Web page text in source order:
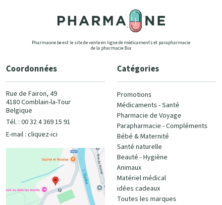
Pharmaone.be est le site de vente en ligne de médicaments et parapharmacie
de la pharmacie Bia
Coordonnées
Rue de Fairon, 49
4180 Comblain-la-Tour
Belgique
Tél. : 00 32 4 369 15 91
E-mail : cliquez-ici
Catégories
Promotions
Médicaments - Santé
Pharmacie de Voyage
Parapharmacie - Compléments
Bébé & Maternité
Santé naturelle
Beauté - Hygiène
Animaux
Matériel médical
idées cadeaux
Toutes les marques